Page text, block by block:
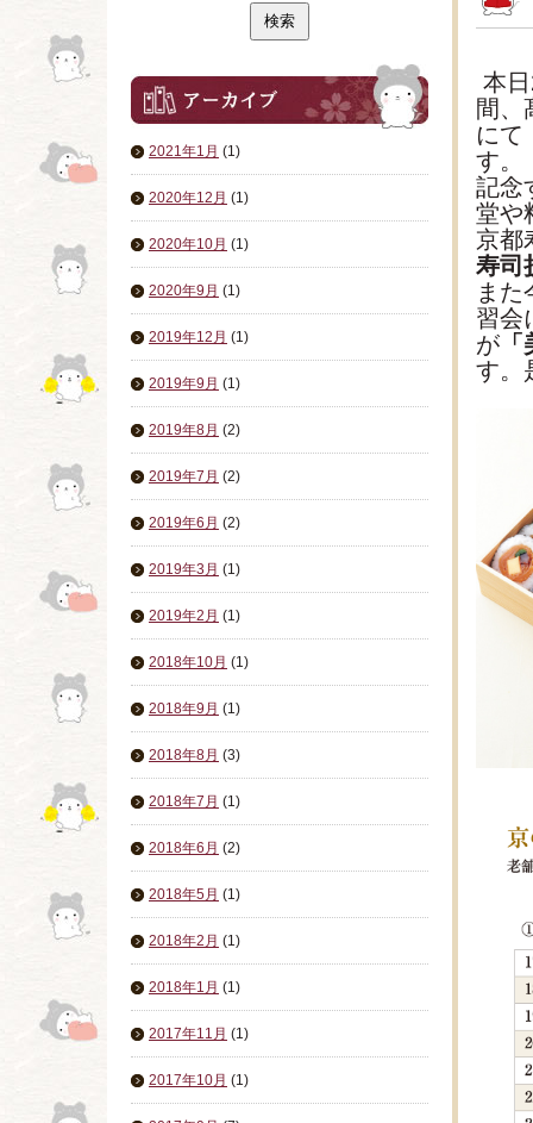
2021年1月 (1)
2020年12月 (1)
2020年10月 (1)
2020年9月 (1)
2019年12月 (1)
2019年9月 (1)
2019年8月 (2)
2019年7月 (2)
2019年6月 (2)
2019年3月 (1)
2019年2月 (1)
2018年10月 (1)
2018年9月 (1)
2018年8月 (3)
2018年7月 (1)
2018年6月 (2)
2018年5月 (1)
2018年2月 (1)
2018年1月 (1)
2017年11月 (1)
2017年10月 (1)
本
間、
にて
す。
記念
堂や
京都
寿司
また
習会
が
す。